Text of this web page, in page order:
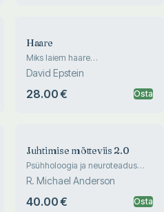
Haare
Miks laiem haare
spetsialiseerunud maailmas
eelise annab
David Epstein
28.00 € Osta
Juhtimise mõtteviis 2.0
Psühholoogia ja neuroteadus
kogu oma potentsiaali
realiseerimiseks
R. Michael Anderson
40.00 € Osta